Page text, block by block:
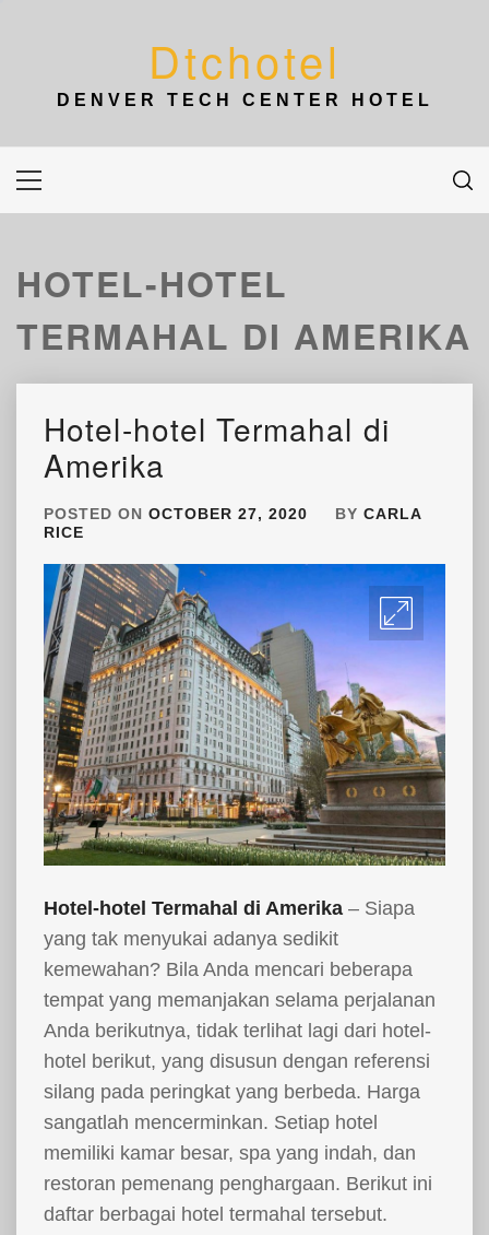
Dtchotel
DENVER TECH CENTER HOTEL
Primary
Menu
HOTEL-HOTEL
TERMAHAL DI AMERIKA
Hotel-hotel Termahal di
Amerika
POSTED ON OCTOBER 27, 2020 BY CARLA
RICE
Hotel-hotel Termahal di Amerika – Siapa
yang tak menyukai adanya sedikit
kemewahan? Bila Anda mencari beberapa
tempat yang memanjakan selama perjalanan
Anda berikutnya, tidak terlihat lagi dari hotel-
hotel berikut, yang disusun dengan referensi
silang pada peringkat yang berbeda. Harga
sangatlah mencerminkan. Setiap hotel
memiliki kamar besar, spa yang indah, dan
restoran pemenang penghargaan. Berikut ini
daftar berbagai hotel termahal tersebut.